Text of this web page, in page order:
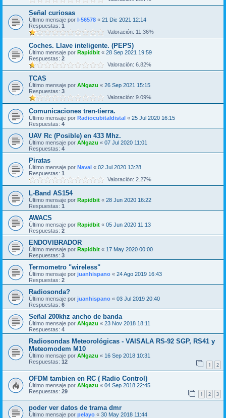
Señal curiosas
Último mensaje por I-56578 « 21 Dic 2021 12:14
Respuestas: 1
Valoración: 11.36%
Coches. Llave inteligente. (PEPS)
Último mensaje por Rapidbit « 28 Sep 2021 19:59
Respuestas: 2
Valoración: 6.82%
TCAS
Último mensaje por ANgazu « 26 Sep 2021 15:15
Respuestas: 3
Valoración: 9.09%
Comunicaciones tren-tierra.
Último mensaje por Radiocubitaldistal « 25 Jul 2020 16:15
Respuestas: 4
UAV Rc (Posible) en 433 Mhz.
Último mensaje por ANgazu « 07 Jul 2020 11:01
Respuestas: 4
Piratas
Último mensaje por Naval « 02 Jul 2020 13:28
Respuestas: 1
Valoración: 2.27%
L-Band AS154
Último mensaje por Rapidbit « 28 Jun 2020 16:22
Respuestas: 1
AWACS
Último mensaje por Rapidbit « 05 Jun 2020 11:13
Respuestas: 2
ENDOVIBRADOR
Último mensaje por Rapidbit « 17 May 2020 00:00
Respuestas: 3
Termometro "wireless"
Último mensaje por juanhispano « 24 Ago 2019 16:43
Respuestas: 2
Radiosonda?
Último mensaje por juanhispano « 03 Jul 2019 20:40
Respuestas: 6
Señal 200khz ancho de banda
Último mensaje por ANgazu « 23 Nov 2018 18:11
Respuestas: 4
Radiosondas Meteorológicas - VAISALA RS-92 SGP, RS41 y
Meteomodem M10
Último mensaje por ANgazu « 16 Sep 2018 10:31
Respuestas: 12 1 2
OFDM tambien en RC ( Radio Control)
Último mensaje por ANgazu « 04 Sep 2018 22:45
Respuestas: 29 1 2 3
poder ver datos de trama dmr
Último mensaje por pelayo « 30 May 2018 11:44